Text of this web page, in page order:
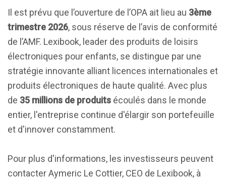
Il est prévu que l’ouverture de l’OPA ait lieu au 3ème
trimestre 2026, sous réserve de l’avis de conformité
de l’AMF. Lexibook, leader des produits de loisirs
électroniques pour enfants, se distingue par une
stratégie innovante alliant licences internationales et
produits électroniques de haute qualité. Avec plus
de 35 millions de produits écoulés dans le monde
entier, l'entreprise continue d'élargir son portefeuille
et d'innover constamment.
Pour plus d'informations, les investisseurs peuvent
contacter Aymeric Le Cottier, CEO de Lexibook, à